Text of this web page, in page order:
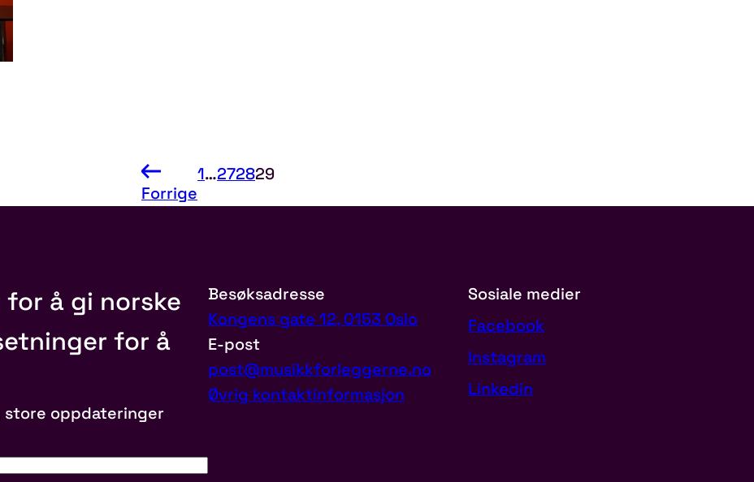
Forrige
1…272829
å gi norske
for å
store oppdateringer
Besøksadresse
Kongens gate 12, 0153 Oslo
E-post
post@musikkforleggerne.no
Øvrig kontaktinformasjon
Sosiale medier
Facebook
Instagram
Linkedin